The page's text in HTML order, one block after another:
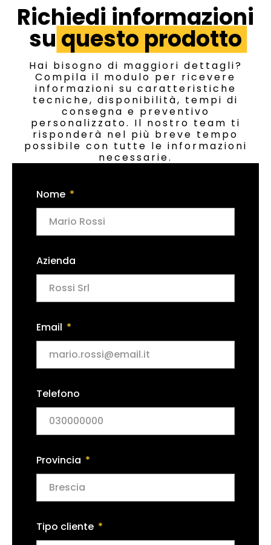
Richiedi informazioni
su questo prodotto
Hai bisogno di maggiori dettagli?
Compila il modulo per ricevere
informazioni su caratteristiche
tecniche, disponibilità, tempi di
consegna e preventivo
personalizzato. Il nostro team ti
risponderà nel più breve tempo
possibile con tutte le informazioni
necessarie.
Nome
Azienda
Email
Telefono
Provincia
Tipo cliente